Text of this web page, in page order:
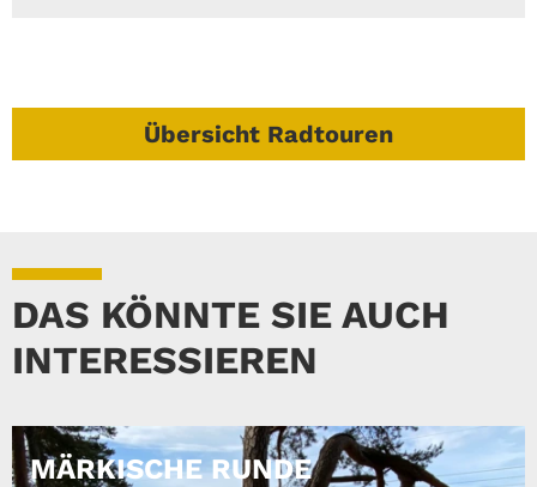
Übersicht Radtouren
DAS KÖNNTE SIE AUCH
INTERESSIEREN
MÄRKISCHE RUNDE